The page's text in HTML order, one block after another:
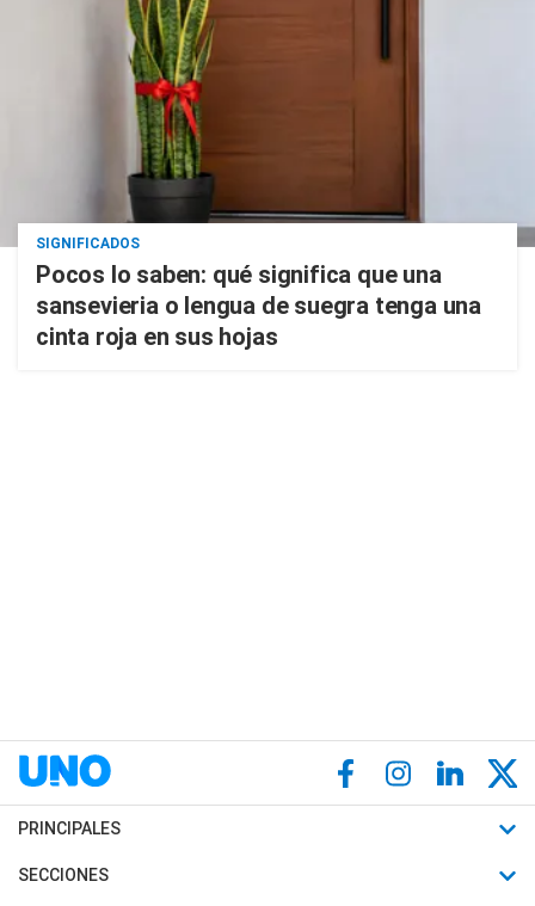
SIGNIFICADOS
Pocos lo saben: qué significa que una
sansevieria o lengua de suegra tenga una
cinta roja en sus hojas
PRINCIPALES
Últimas Noticias
SECCIONES